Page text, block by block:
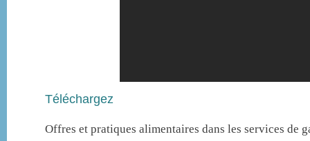
Téléchargez
Offres et pratiques alimentaires dans les services de